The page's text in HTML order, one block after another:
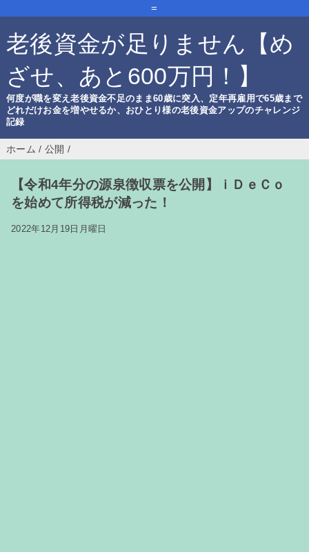
=
老後資金が足りません【め
ざせ、あと600万円！】
何度が職を変え老後資金不足のまま60歳に突入、定年再雇用で65歳まで
どれだけお金を増やせるか、おひとり様の老後資金アップのチャレンジ
記録
ホーム / 公開 /
【令和4年分の源泉徴収票を公開】ｉＤｅＣｏ
を始めて所得税が減った！
2022年12月19日月曜日